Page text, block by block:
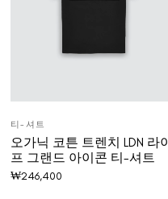
티-셔트
오가닉 코튼 트렌치 LDN 라이
프 그랜드 아이콘 티-셔트
₩246,400